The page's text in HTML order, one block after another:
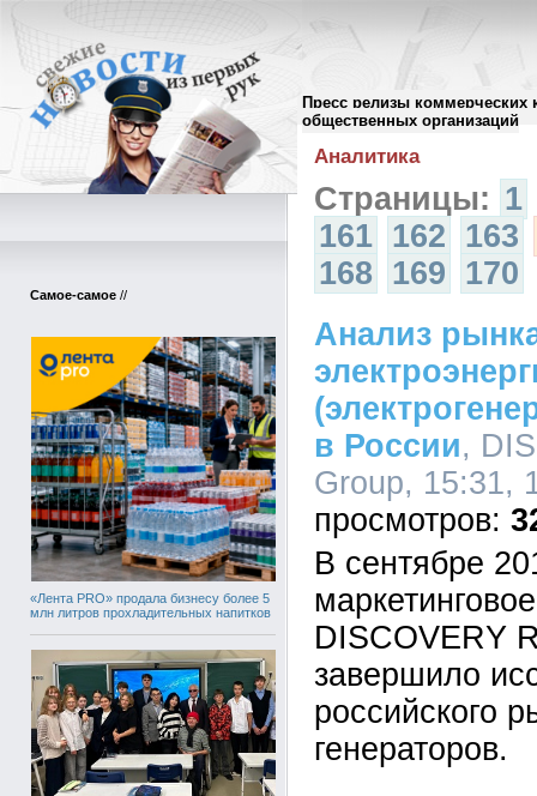
Пресс релизы коммерческих
общественных организаций
Самое-самое //
«Лента PRO» продала бизнесу более 5
млн литров прохладительных напитков
Архив пресс-релизов//
Аналитика
Страницы: 1
161 162 163
168 169 170
Анализ
в России,
Group, 15:31,
В сентябре
DISCOVERY
завершило
российского
генераторов.